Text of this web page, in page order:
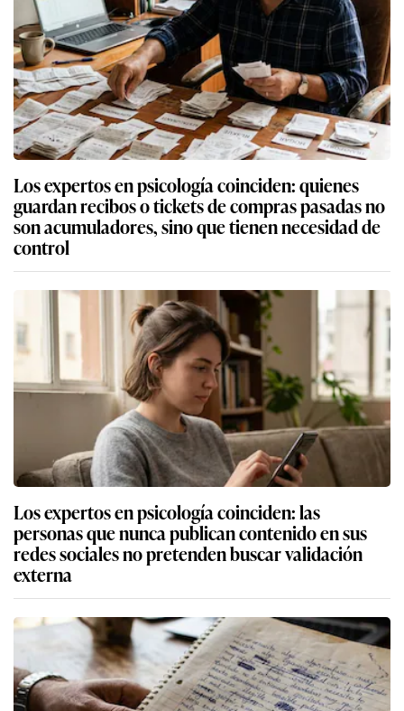
Los expertos en psicología coinciden: quienes
guardan recibos o tickets de compras pasadas no
son acumuladores, sino que tienen necesidad de
control
Los expertos en psicología coinciden: las
personas que nunca publican contenido en sus
redes sociales no pretenden buscar validación
externa